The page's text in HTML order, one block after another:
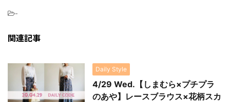
-
関連記事
Daily Style
4/29 Wed.【しまむら×プチプラ
のあや】レースブラウス×花柄スカ